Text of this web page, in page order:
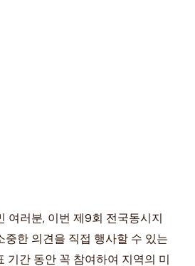
여러분, 이번 제9회 전국동시지
중한 의견을 직접 행사할 수 있는
기간 동안 꼭 참여하여 지역의 미